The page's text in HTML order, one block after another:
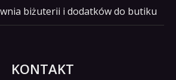
biżuterii i dodatków do butiku
KONTAKT